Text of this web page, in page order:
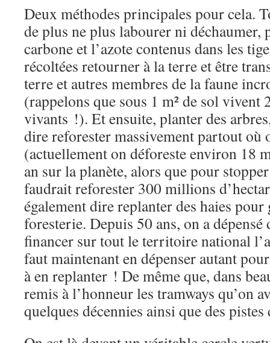
Deux méthodes principales pour cela.
de plus ne plus labourer ni déchaumer,
carbone et l’azote contenus dans les
récoltées retourner à la terre et être
terre et autres membres de la faune
(rappelons que sous 1 m² de sol vivent
vivants !). Et ensuite, planter des
dire reforester massivement partout où
(actuellement on déforeste environ 18
an sur la planète, alors que pour
faudrait reforester 300 millions
également dire replanter des haies
foresterie. Depuis 50 ans, on a
financer sur tout le territoire national
faut maintenant en dépenser autant
à en replanter ! De même que, dans
remis à l’honneur les tramways qu’on
quelques décennies ainsi que des